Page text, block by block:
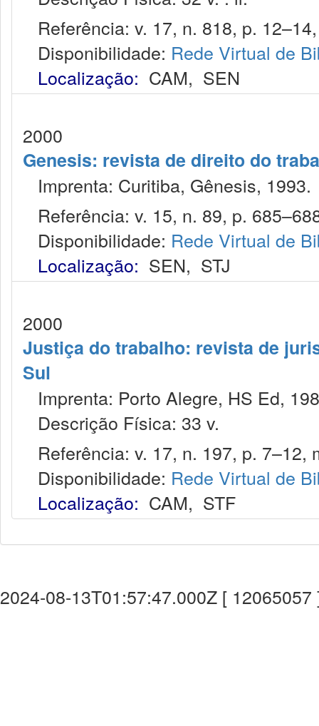
Referência: v. 17, n. 818, p.
Disponibilidade: Rede Virtual de
Localização: CAM, SEN
2000
Genesis: revista de direito do
Imprenta: Curitiba, Gênesis, 1993.
Referência: v. 15, n. 89, p.
Disponibilidade: Rede Virtual de
Localização: SEN, STJ
2000
Justiça do trabalho: revista de
Sul
Imprenta: Porto Alegre, HS Ed,
Descrição Física: 33 v.
Referência: v. 17, n. 197, p. 7–12,
Disponibilidade: Rede Virtual de
Localização: CAM, STF
2024-08-13T01:57:47.000Z [ 12065057